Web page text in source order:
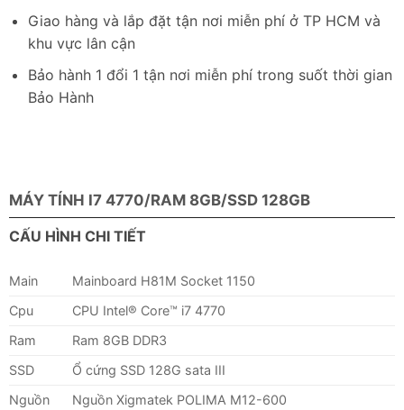
Giao hàng và lắp đặt tận nơi miễn phí ở TP HCM và
khu vực lân cận
Bảo hành 1 đổi 1 tận nơi miễn phí trong suốt thời gian
Bảo Hành
MÁY TÍNH I7 4770/RAM 8GB/SSD 128GB
CẤU HÌNH CHI TIẾT
Main
Mainboard H81M Socket 1150
Cpu
CPU Intel® Core™ i7 4770
Ram
Ram 8GB DDR3
SSD
Ổ cứng SSD 128G sata III
Nguồn
Nguồn Xigmatek POLIMA M12-600